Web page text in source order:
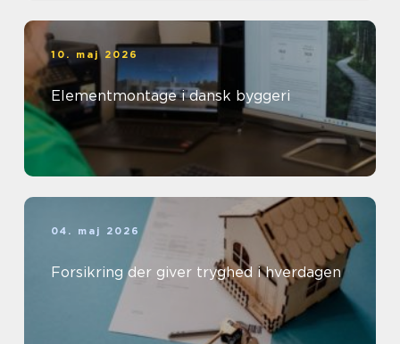
10. maj 2026
Elementmontage i dansk byggeri
04. maj 2026
Forsikring der giver tryghed i hverdagen